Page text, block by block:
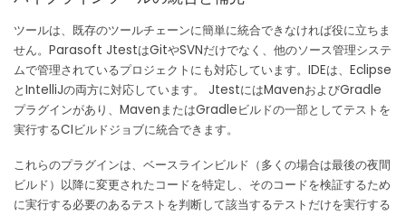
ツールは、既存のツールチェーンに簡単に統合できなければ役に立ちま
せん。 Parasoft JtestはGitやSVNだけでなく、他のソース管理システ
ムで管理されているプロジェクトにも対応しています。 IDEは、Eclipse
とIntelliJの両方に対応しています。 JtestにはMavenおよびGradle
プラグインがあり、MavenまたはGradleビルドの一部としてテストを
実行するCIビルドジョブに統合できます。
これらのプラグインは、ベースラインビルド（多くの場合は最後の夜間
ビルド）以降に変更されたコードを特定し、そのコードを検証するため
に実行する必要のあるテストを判断して該当するテストだけを実行する